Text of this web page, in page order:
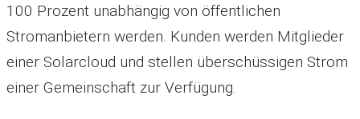
100 Prozent unabhängig von öffentlichen
Stromanbietern werden. Kunden werden Mitglieder
einer Solarcloud und stellen überschüssigen Strom
einer Gemeinschaft zur Verfügung.